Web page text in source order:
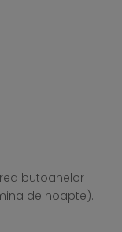
butoanelor
de noapte).